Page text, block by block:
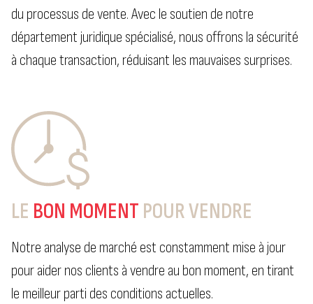
du processus de vente. Avec le soutien de notre
département juridique spécialisé, nous offrons la sécurité
à chaque transaction, réduisant les mauvaises surprises.
LE BON MOMENT POUR VENDRE
Notre analyse de marché est constamment mise à jour
pour aider nos clients à vendre au bon moment, en tirant
le meilleur parti des conditions actuelles.